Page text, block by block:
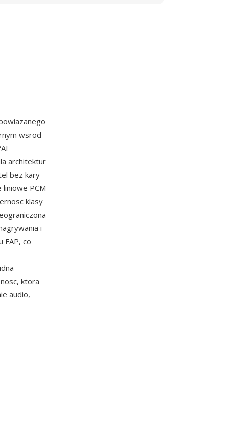
wsrod
architektur
bez kary
PCM
klasy
i
FAP, co
ktora
audio,